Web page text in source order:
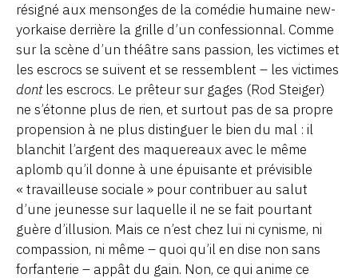
résigné aux mensonges de la comédie humaine new-
yorkaise derrière la grille d’un confessionnal. Comme
sur la scène d’un théâtre sans passion, les victimes et
les escrocs se suivent et se ressemblent – les victimes
dontles escrocs. Le prêteur sur gages (Rod Steiger)
ne s’étonne plus de rien, et surtout pas de sa propre
propension à ne plus distinguer le bien du mal : il
blanchit l’argent des maquereaux avec le même
aplomb qu’il donne à une épuisante et prévisible
« travailleuse sociale » pour contribuer au salut
d’une jeunesse sur laquelle il ne se fait pourtant
guère d’illusion. Mais ce n’est chez lui ni cynisme, ni
compassion, ni même – quoi qu’il en dise non sans
forfanterie – appât du gain. Non, ce qui anime ce